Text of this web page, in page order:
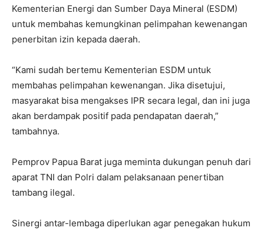
Kementerian Energi dan Sumber Daya Mineral (ESDM)
untuk membahas kemungkinan pelimpahan kewenangan
penerbitan izin kepada daerah.
“Kami sudah bertemu Kementerian ESDM untuk
membahas pelimpahan kewenangan. Jika disetujui,
masyarakat bisa mengakses IPR secara legal, dan ini juga
akan berdampak positif pada pendapatan daerah,”
tambahnya.
Pemprov Papua Barat juga meminta dukungan penuh dari
aparat TNI dan Polri dalam pelaksanaan penertiban
tambang ilegal.
Sinergi antar-lembaga diperlukan agar penegakan hukum